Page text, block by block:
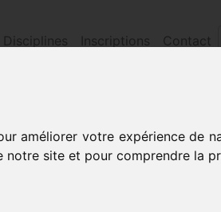
améliorer votre expérience de
site et pour comprendre la
Disciplines Inscriptions Contact
2021